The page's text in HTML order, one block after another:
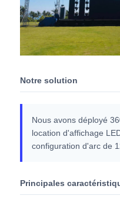
Notre solution
Nous avons déployé
location d'affichage
configuration d'arc de
Principales